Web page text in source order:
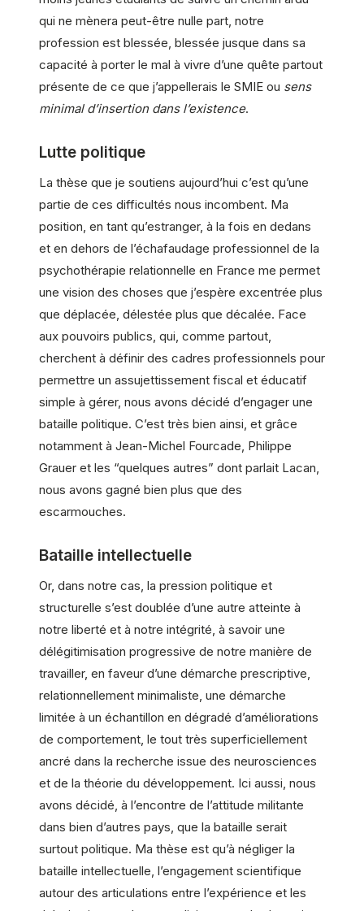
qui ne mènera peut-être nulle part, notre
profession est blessée, blessée jusque dans sa
capacité à porter le mal à vivre d’une quête partout
présente de ce que j’appellerais le SMIE ou sens
minimal d’insertion dans l’existence.
Lutte politique
La thèse que je soutiens aujourd’hui c’est qu’une
partie de ces difficultés nous incombent. Ma
position, en tant qu’estranger, à la fois en dedans
et en dehors de l’échafaudage professionnel de la
psychothérapie relationnelle en France me permet
une vision des choses que j’espère excentrée plus
que déplacée, délestée plus que décalée. Face
aux pouvoirs publics, qui, comme partout,
cherchent à définir des cadres professionnels pour
permettre un assujettissement fiscal et éducatif
simple à gérer, nous avons décidé d’engager une
bataille politique. C’est très bien ainsi, et grâce
notamment à Jean-Michel Fourcade, Philippe
Grauer et les “quelques autres” dont parlait Lacan,
nous avons gagné bien plus que des
escarmouches.
Bataille intellectuelle
Or, dans notre cas, la pression politique et
structurelle s’est doublée d’une autre atteinte à
notre liberté et à notre intégrité, à savoir une
délégitimisation progressive de notre manière de
travailler, en faveur d’une démarche prescriptive,
relationnellement minimaliste, une démarche
limitée à un échantillon en dégradé d’améliorations
de comportement, le tout très superficiellement
ancré dans la recherche issue des neurosciences
et de la théorie du développement. Ici aussi, nous
avons décidé, à l’encontre de l’attitude militante
dans bien d’autres pays, que la bataille serait
surtout politique. Ma thèse est qu’à négliger la
bataille intellectuelle, l’engagement scientifique
autour des articulations entre l’expérience et les